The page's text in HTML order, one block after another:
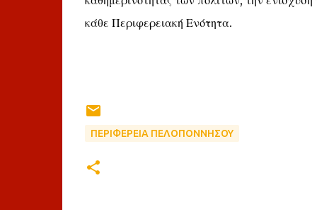
κάθε Περιφερειακή Ενότητα.
ΠΕΡΙΦΕΡΕΙΑ ΠΕΛΟΠΟΝΝΗΣΟΥ